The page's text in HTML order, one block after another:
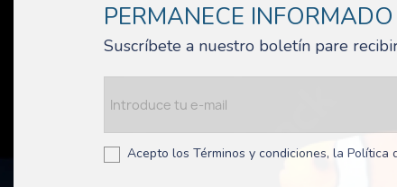
PERMANECE INFORMADO
Suscríbete a nuestro boletín pare
Acepto los Términos y condiciones, la Política